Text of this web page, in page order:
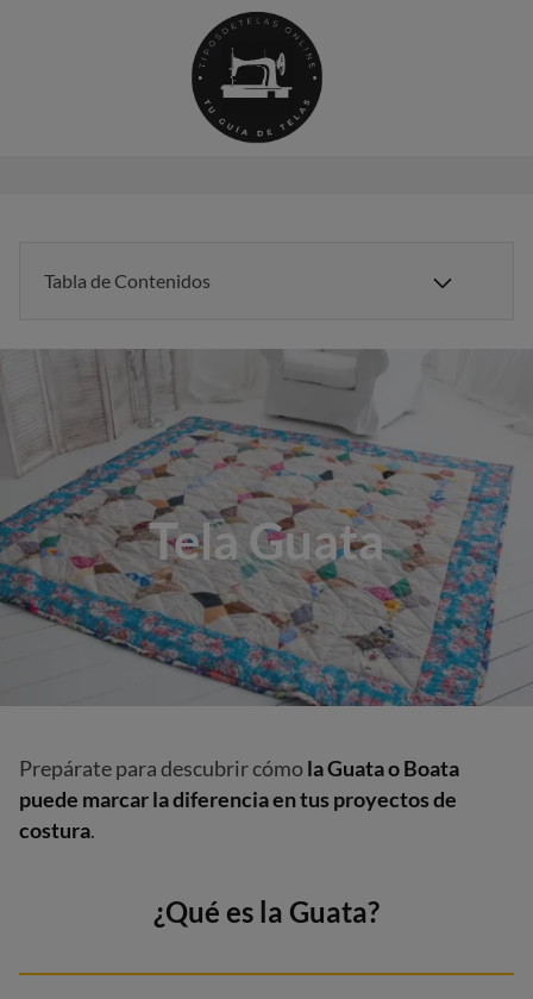
Tabla de Contenidos
Tela Guata
Prepárate para descubrir cómola Guata o Boata
puede marcar la diferencia en tus proyectos de
costura.
¿Qué es la Guata?